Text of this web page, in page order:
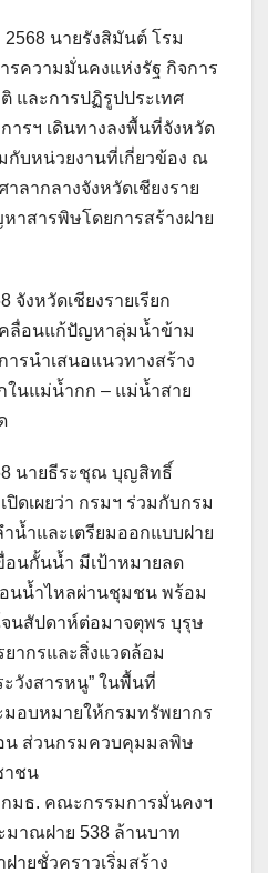
นายรังสิมันต์ โรม
ความมั่นคงแห่งรัฐ กิจการ
และการปฏิรูปประเทศ
รฯ เดินทางลงพื้นที่จังหวัด
กับหน่วยงานที่เกี่ยวข้อง ณ
ลากลางจังหวัดเชียงราย
าสารพิษโดยการสร้างฝาย
งหวัดเชียงรายเรียก
ลื่อนแก้ปัญหาลุ่มน้ำข้าม
รนำเสนอแนวทางสร้าง
นแม่น้ำกก – แม่น้ำสาย
นายธีระชุณ บุญสิทธิ์
ดเผยว่า กรมฯ ร่วมกับกรม
น้ำและเตรียมออกแบบฝาย
อนกั้นน้ำ มีเป้าหมายลด
นน้ำไหลผ่านชุมชน พร้อม
นสัปดาห์ต่อมาจตุพร บุรุษ
ากรและสิ่งแวดล้อม
ะวังสารหนู” ในพื้นที่
มอบหมายให้กรมทรัพยากร
น ส่วนกรมควบคุมมลพิษ
าชน
มธ. คณะกรรมการมั่นคงฯ
มาณฝาย 538 ล้านบาท
ายชั่วคราวเริ่มสร้าง